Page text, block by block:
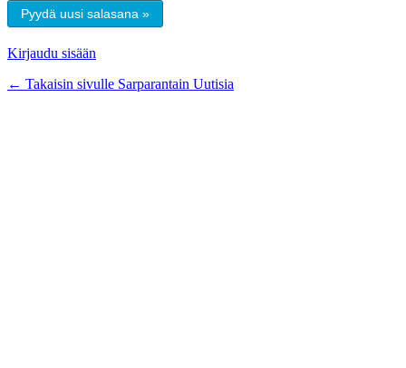
Kirjaudu sisään
← Takaisin sivulle Sarparantain Uutisia